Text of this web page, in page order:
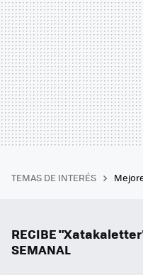
TEMAS DE INTERÉS
RECIBE
SEMANAL